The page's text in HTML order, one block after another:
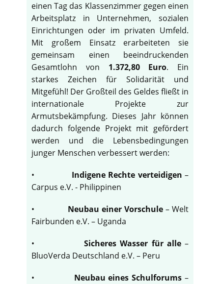
einen Tag das Klassenzimmer gegen einen
Arbeitsplatz in Unternehmen, sozialen
Einrichtungen oder im privaten Umfeld.
Mit großem Einsatz erarbeiteten sie
gemeinsam einen beeindruckenden
Gesamtlohn von 1.372,80 Euro. Ein
starkes Zeichen für Solidarität und
Mitgefühl! Der Großteil des Geldes fließt in
internationale Projekte zur
Armutsbekämpfung. Dieses Jahr können
dadurch folgende Projekt mit gefördert
werden und die Lebensbedingungen
junger Menschen verbessert werden:
• Indigene Rechte verteidigen –
Carpus e.V. - Philippinen
• Neubau einer Vorschule – Welt
Fairbunden e.V. – Uganda
•Sicheres Wasser für alle–
BluoVerda Deutschland e.V. – Peru
• Neubau eines Schulforums –